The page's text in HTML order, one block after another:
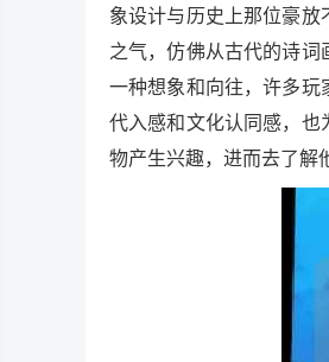
象设计与历史上那位豪
之气，仿佛从古代的诗
一种想象和向往，许多
代入感和文化认同感，
物产生兴趣，进而去了解